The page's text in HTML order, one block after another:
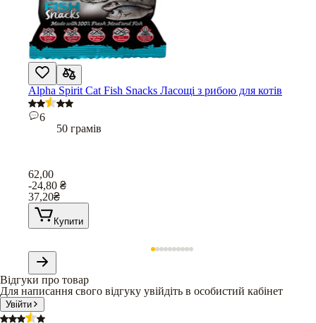
Alpha Spirit Cat Fish Snacks Ласощі з рибою для котів
6
50 грамів
62,00
-24,80 ₴
37,20₴
Купити
Відгуки про товар
Для написання свого відгуку увійдіть в особистий кабінет
Увійти